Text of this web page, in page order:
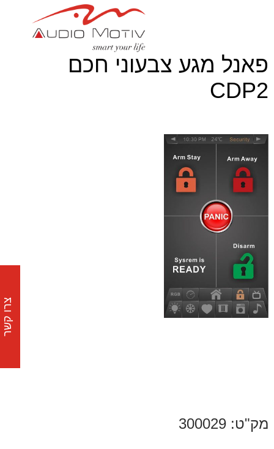
פאנל מגע צבעוני חכם
CDP2
מק"ט: 300029
צרו קשר